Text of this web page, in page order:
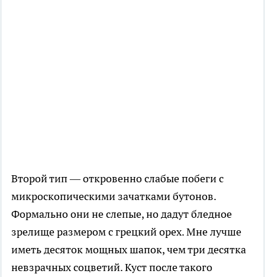
Второй тип — откровенно слабые побеги с
микроскопическими зачатками бутонов.
Формально они не слепые, но дадут бледное
зрелище размером с грецкий орех. Мне лучше
иметь десяток мощных шапок, чем три десятка
невзрачных соцветий. Куст после такого